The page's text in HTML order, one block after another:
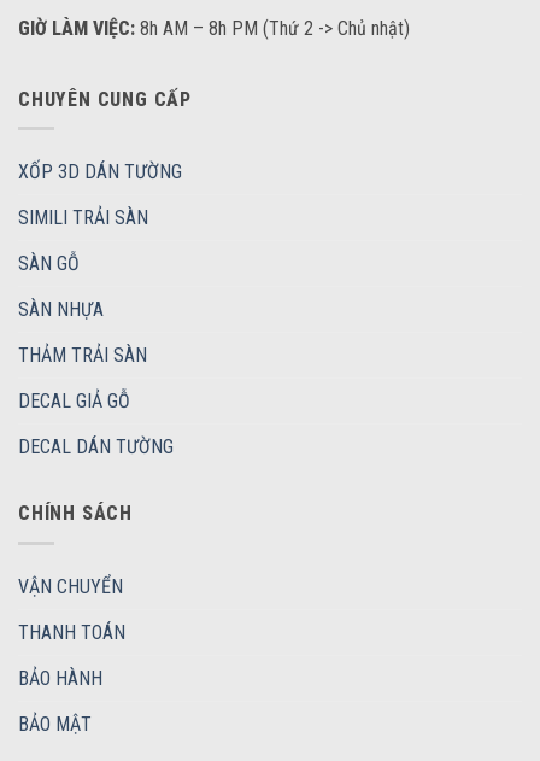
GIỜ LÀM VIỆC: 8h AM – 8h PM (Thứ 2 -> Chủ nhật)
CHUYÊN CUNG CẤP
XỐP 3D DÁN TƯỜNG
SIMILI TRẢI SÀN
SÀN GỖ
SÀN NHỰA
THẢM TRẢI SÀN
DECAL GIẢ GỖ
DECAL DÁN TƯỜNG
CHÍNH SÁCH
VẬN CHUYỂN
THANH TOÁN
BẢO HÀNH
BẢO MẬT